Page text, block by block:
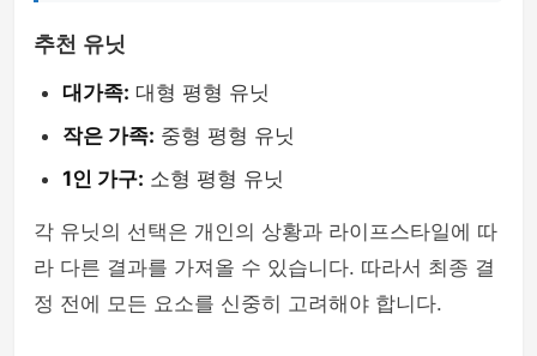
추천 유닛
대가족: 대형 평형 유닛
작은 가족: 중형 평형 유닛
1인 가구: 소형 평형 유닛
각 유닛의 선택은 개인의 상황과 라이프스타일에 따
라 다른 결과를 가져올 수 있습니다. 따라서 최종 결
정 전에 모든 요소를 신중히 고려해야 합니다.